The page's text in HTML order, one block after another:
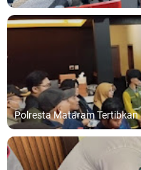
Polresta Mataram